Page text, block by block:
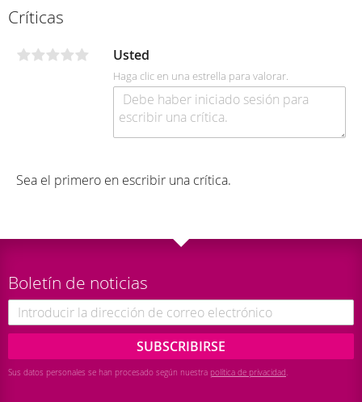
Críticas
Usted
Haga clic en una estrella para valorar.
Sea el primero en escribir una crítica.
Boletín de noticias
SUBSCRIBIRSE
Sus datos personales se han procesado según nuestra política de privacidad.